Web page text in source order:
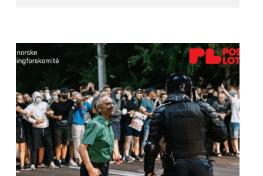
Read
article
"Sammen
for
en
bedre
verden
–
med
støtte
fra
Postkodelotteriet"